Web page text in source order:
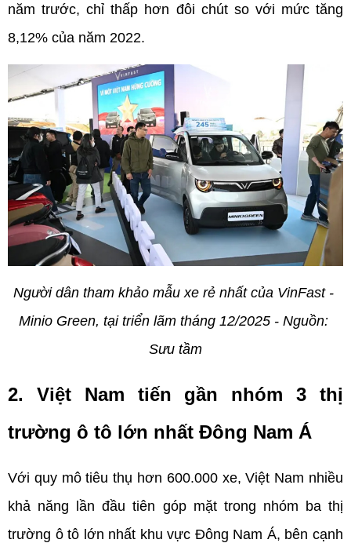
năm trước, chỉ thấp hơn đôi chút so với mức tăng
8,12% của năm 2022.
Người dân tham khảo mẫu xe rẻ nhất của VinFast -
Minio Green, tại triển lãm tháng 12/2025 - Nguồn:
Sưu tầm
2. Việt Nam tiến gần nhóm 3 thị
trường ô tô lớn nhất Đông Nam Á
Với quy mô tiêu thụ hơn 600.000 xe, Việt Nam nhiều
khả năng lần đầu tiên góp mặt trong nhóm ba thị
trường ô tô lớn nhất khu vực Đông Nam Á, bên cạnh